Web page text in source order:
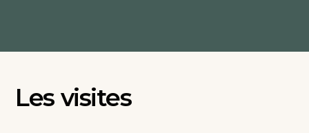
Les visites